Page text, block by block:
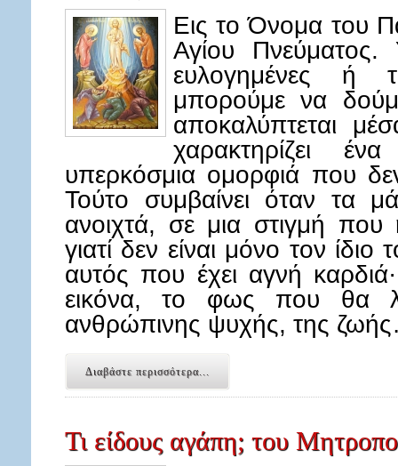
Εις το Όνομα του
Αγίου
ευλογημένες ή
μπορούμε να
αποκαλύπτεται
χαρακτηρίζει
υπερκόσμια ομορφιά που
Τούτο συμβαίνει όταν τα
ανοιχτά, σε μια στιγμή που
γιατί δεν είναι μόνο τον
αυτός που έχει αγνή
εικόνα, το φως που θα
ανθρώπινης ψυχής, της
Διαβάστε περισσότερα...
Τι είδους αγάπη; του